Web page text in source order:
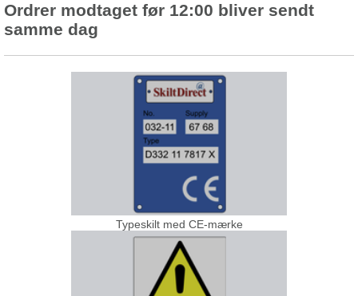
Ordrer modtaget før 12:00 bliver sendt
samme dag
Typeskilt med CE-mærke